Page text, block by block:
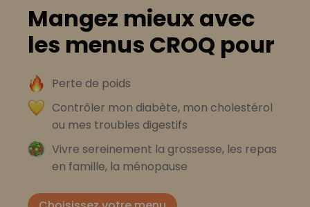
Mangez mieux avec
les menus CROQ pour
Perte de poids
Contrôler mon diabète, mon cholestérol
ou mes troubles digestifs
Vivre sereinement la grossesse, les repas
en famille, la ménopause